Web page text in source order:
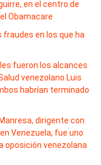
en el centro de
Obamacare
fraudes en los que ha
fueron los alcances
venezolano Luis
habrían terminado
dirigente con
Venezuela, fue uno
oposición venezolana